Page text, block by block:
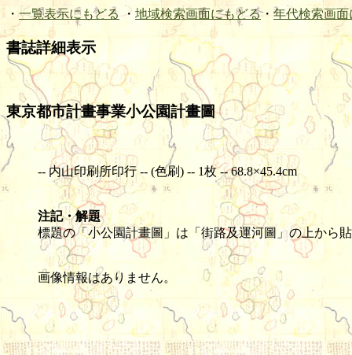
・ 一覧表示にもどる ・ 地域検索画面にもどる・ 年代検索画面
書誌詳細表示
東京都市計畫事業小公園計畫圖
-- 内山印刷所印行 -- (色刷) -- 1枚 -- 68.8×45.4cm
注記・解題
標題の「小公園計畫圖」は「街路及運河圖」の上から
画像情報はありません。